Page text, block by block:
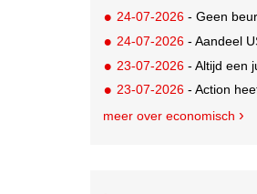
24-07-2026 - Geen
24-07-2026 - Aandeel
23-07-2026 - Altijd een
23-07-2026 - Action
meer over economisch